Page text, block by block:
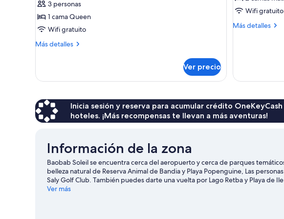
Habitación
doble
estándar
3 personas
1 cama Queen
Wifi gratuito
Más detalles
Más
doble
Ver precio
Habitación
cuádruple
Wifi gratuito
Más detalles
Más
Inicia sesión y reserva para acumular crédito
hoteles. ¡Más recompensas te llevan a más aventuras!
Información de la zona
Baobab Soleil se encuentra cerca del aeropuerto y cerca de parques
belleza natural de Reserva Animal de Bandia y Playa Popenguine, Las
Saly Golf Club. También puedes darte una vuelta por Lago Retba y Playa de
zona en un safari o prueba otras actividades como safaris en auto.
Ver más